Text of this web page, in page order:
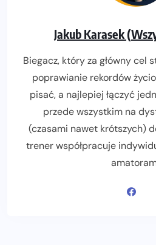
Jakub Karasek
Biegacz, który za główny cel
poprawianie rekordów
pisać, a najlepiej łączyć
przede wszystkim na
(czasami nawet krótszych)
trener współpracuje